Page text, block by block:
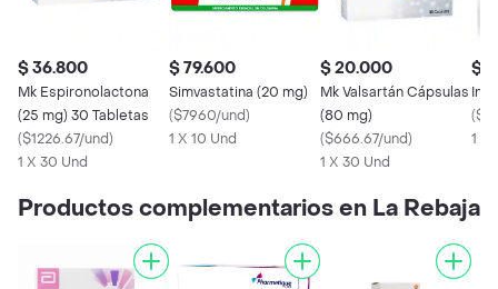
$ 36.800
Mk Espironolactona
(25 mg) 30 Tabletas
($1226.67/und)
1 X 30 Und
$ 79.600
Simvastatina (20 mg)
($7960/und)
1 X 10 Und
$ 20.000
Mk Valsartán Cápsulas
(80 mg)
($666.67/und)
1 X 30 Und
$
(
1 X
Productos complementarios en La Rebaja